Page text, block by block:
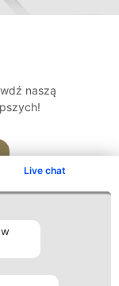
Live chat
naszą